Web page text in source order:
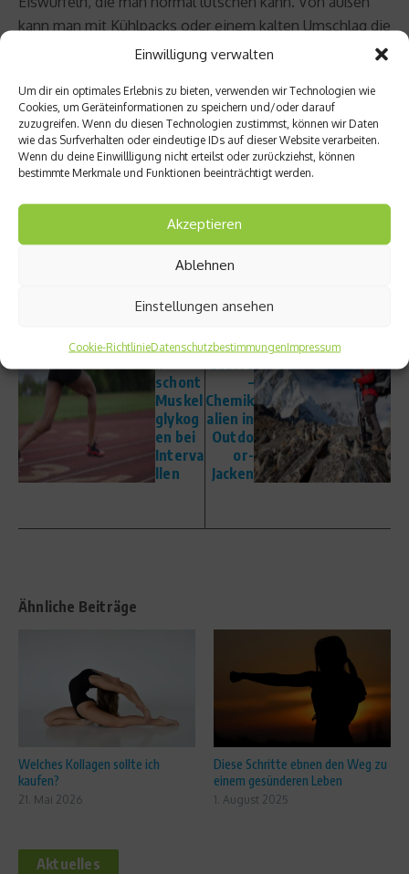
Einwilligung verwalten
Um dir ein optimales Erlebnis zu bieten, verwenden wir Technologien wie
Cookies, um Geräteinformationen zu speichern und/oder darauf
zuzugreifen. Wenn du diesen Technologien zustimmst, können wir Daten
wie das Surfverhalten oder eindeutige IDs auf dieser Website verarbeiten.
Wenn du deine Einwillligung nicht erteilst oder zurückziehst, können
bestimmte Merkmale und Funktionen beeinträchtigt werden.
Akzeptieren
Ablehnen
Einstellungen ansehen
Cookie-RichtlinieDatenschutzbestimmungenImpressum
kann man mit Kühlpacks oder einem kalten Umschlag die
Kühlung unterstützen. Im Anschluss ist es wichtig, die
kontrollieren und beiHerz- oder Atemstillstand
entsprechende Sofortmaßnahmen einzuleiten.
Beitrag teilen
Trainie
Kreati
schont
Muskel
glykog
en bei
Interva
llen
Nächster Beitrag
liche
–
Chemik
alien in
Outdo
or-
Jacken
Ähnliche Beiträge
Welches Kollagen sollte ich
kaufen?
21. Mai 2026
Diese Schritte ebnen den Weg zu
einem gesünderen Leben
1. August 2025
Aktuelles